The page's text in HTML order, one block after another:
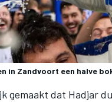
in Zandvoort een halve
gemaakt dat Hadjar